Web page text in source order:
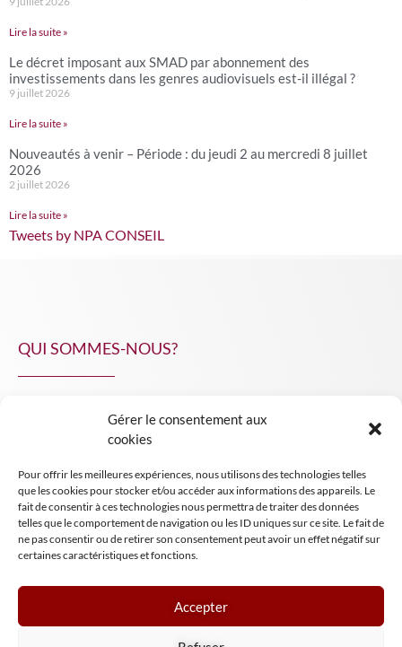
Gérer le consentement aux
cookies
Pour offrir les meilleures expériences, nous utilisons des technologies telles
que les cookies pour stocker et/ou accéder aux informations des appareils. Le
fait de consentir à ces technologies nous permettra de traiter des données
telles que le comportement de navigation ou les ID uniques sur ce site. Le fait de
ne pas consentir ou de retirer son consentement peut avoir un effet négatif sur
certaines caractéristiques et fonctions.
Accepter
Lire la suite »
Le décret imposant aux SMAD par abonnement des
investissements dans les genres audiovisuels est-il illégal ?
9 juillet 2026
Lire la suite »
Nouveautés à venir – Période : du jeudi 2 au mercredi 8 juillet
2026
2 juillet 2026
Lire la suite »
Tweets by NPA CONSEIL
QUI SOMMES-NOUS?
INSIGHT NPA
Mentions légales